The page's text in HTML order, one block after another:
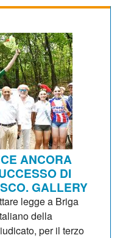
ANCORA
DI
GALLERY
legge a Briga
della
per il terzo